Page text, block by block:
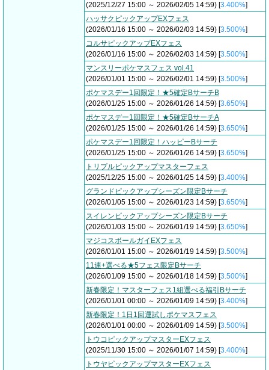
(2025/12/27 15:00 ～ 2026/02/05 14:59) [3.400%]
ハッサクピックアップEXフェス
(2026/01/16 15:00 ～ 2026/02/03 14:59) [3.500%]
コルサピックアップEXフェス
(2026/01/16 15:00 ～ 2026/02/03 14:59) [3.500%]
マンスリーポケマスフェス vol.41
(2026/01/01 15:00 ～ 2026/02/01 14:59) [3.500%]
ポケマスデー1回限定！★5確定BサーチB
(2026/01/25 15:00 ～ 2026/01/26 14:59) [3.650%]
ポケマスデー1回限定！★5確定BサーチA
(2026/01/25 15:00 ～ 2026/01/26 14:59) [3.650%]
ポケマスデー1回限定！ハッピーBサーチ
(2026/01/25 15:00 ～ 2026/01/26 14:59) [3.650%]
トリプルピックアップマスターフェス
(2025/12/25 15:00 ～ 2026/01/25 14:59) [3.400%]
グランドピックアップシーズン限定Bサーチ
(2026/01/05 15:00 ～ 2026/01/23 14:59) [3.650%]
スイレンピックアップシーズン限定Bサーチ
(2026/01/03 15:00 ～ 2026/01/19 14:59) [3.650%]
マジコスボールガイEXフェス
(2026/01/01 15:00 ～ 2026/01/19 14:59) [3.500%]
11連+選べる★5フェス限定Bサーチ
(2026/01/09 15:00 ～ 2026/01/18 14:59) [3.500%]
新春限定！マスターフェス1組選べる福引Bサーチ
(2026/01/01 00:00 ～ 2026/01/09 14:59) [3.400%]
新春限定！1日1回運試しポケマスフェス
(2026/01/01 00:00 ～ 2026/01/09 14:59) [3.500%]
トウコピックアップマスターEXフェス
(2025/11/30 15:00 ～ 2026/01/07 14:59) [3.400%]
トウヤピックアップマスターEXフェス